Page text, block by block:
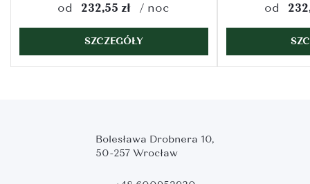
od 232,55 zł noc
SZCZEGÓŁY
od
Bolesława Drobnera 10,
50-257 Wrocław